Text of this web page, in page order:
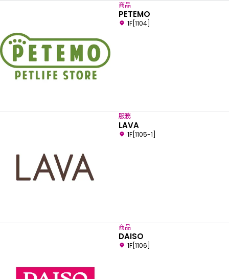
商品
PETEMO
1F[1104]
服務
LAVA
1F[1105-1]
商品
DAISO
1F[1106]